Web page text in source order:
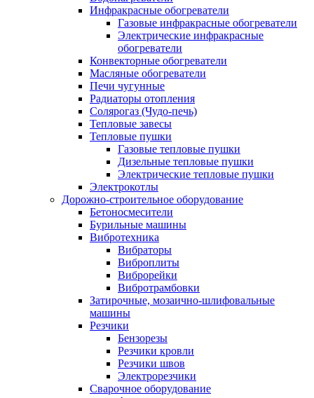
Инфракрасные обогреватели
Газовые инфракрасные обогреватели
Электрические инфракрасные
обогреватели
Конвекторные обогреватели
Масляные обогреватели
Печи чугунные
Радиаторы отопления
Солярогаз (Чудо-печь)
Тепловые завесы
Тепловые пушки
Газовые тепловые пушки
Дизельные тепловые пушки
Электрические тепловые пушки
Электрокотлы
Дорожно-строительное оборудование
Бетоносмесители
Бурильные машины
Вибротехника
Вибраторы
Виброплиты
Виброрейки
Вибротрамбовки
Затирочные, мозаично-шлифовальные
машины
Резчики
Бензорезы
Резчики кровли
Резчики швов
Электрорезчики
Сварочное оборудование